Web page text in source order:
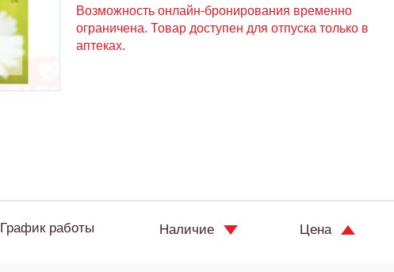
Возможность онлайн-бронирования временно
ограничена. Товар доступен для отпуска только в
аптеках.
График работы Наличие Цена